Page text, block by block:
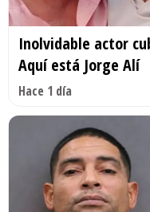
Inolvidable actor
Aquí está Jorge Alí
Hace 1 día